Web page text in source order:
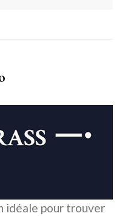
idéale pour trouver